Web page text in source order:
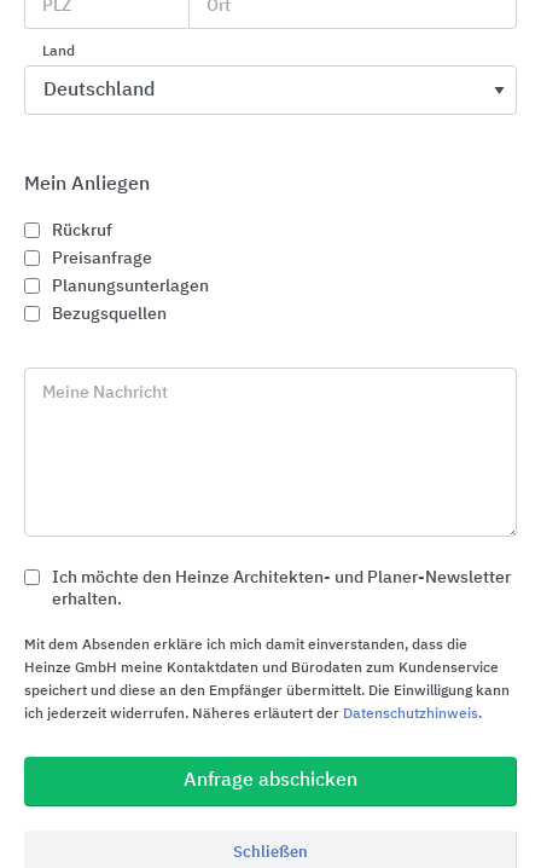
Stufen:
Auftraggebers. Bis
200 cm
Durchmesser Dicke 8 cm, von 200 bis
nach Materialfestigkeit 10, 12 oder
14 cm. Stufen evtl. auch konisch 8/10
Distanzteil aus dem gleichen oder auf
Wunsch auch aus andersfarbigem
PLZ Ort
Land
Mein Anliegen
Rückruf
Preisanfrage
Planungsunterlagen
Bezugsquellen
Meine Nachricht
Ich möchte den Heinze Architekten- und Planer-Newsletter
erhalten.
Mit dem Absenden erkläre ich mich damit einverstanden, dass die
Heinze GmbH meine Kontaktdaten und Bürodaten zum Kundenservice
speichert und diese an den Empfänger übermittelt. Die Einwilligung kann
ich jederzeit widerrufen. Näheres erläutert der Datenschutzhinweis.
Anfrage abschicken
Schließen